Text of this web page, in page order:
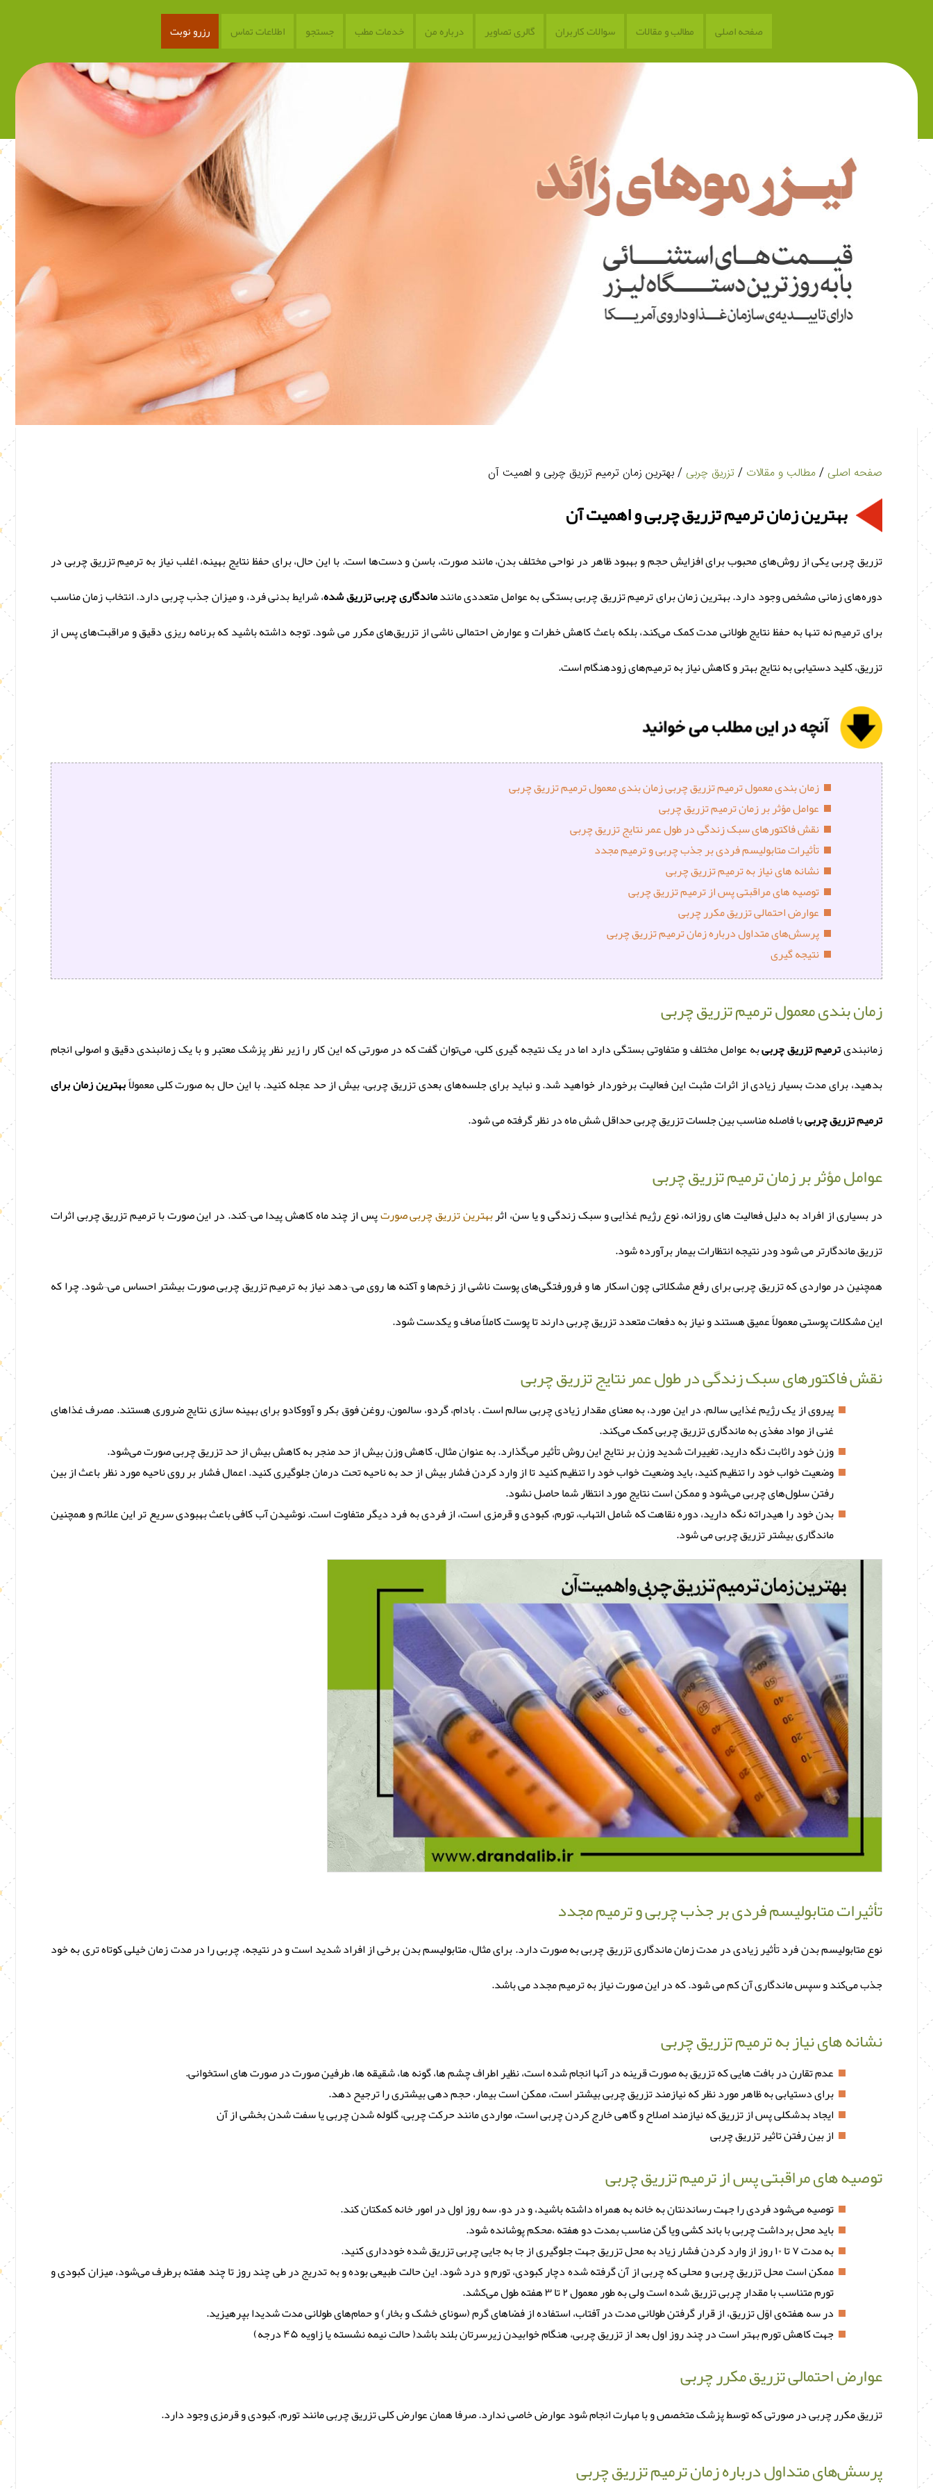
صفحه اصلی مطالب و مقالات سوالات کاربران گالری تصاویر درباره من خدمات مطب جستجو اطلاعات تماس رزرو نوبت
صفحه اصلی / مطالب و مقالات / تزریق چربی / بهترین زمان ترمیم تزریق چربی و اهمیت آن
بهترین زمان ترمیم تزریق چربی و اهمیت آن
تزریق چربی یکی از روش‌های محبوب برای افزایش حجم و بهبود ظاهر در نواحی مختلف بدن، مانند صورت، باسن و دست‌ها است. با این حال، برای حفظ نتایج بهینه، اغلب نیاز به ترمیم تزریق چربی در
دوره‌های زمانی مشخص وجود دارد. بهترین زمان برای ترمیم تزریق چربی بستگی به عوامل متعددی مانندماندگاری چربی تزریق شده، شرایط بدنی فرد، و میزان جذب چربی دارد. انتخاب زمان مناسب
برای ترمیم نه تنها به حفظ نتایج طولانی ‌مدت کمک می‌کند، بلکه باعث کاهش خطرات و عوارض احتمالی ناشی از تزریق‌های مکرر می شود. توجه داشته باشید که برنامه ‌ریزی دقیق و مراقبت‌های پس از
تزریق، کلید دستیابی به نتایج بهتر و کاهش نیاز به ترمیم‌های زودهنگام است.
زمان ‌بندی معمول ترمیم تزریق چربی زمان ‌بندی معمول ترمیم تزریق چربی
عوامل مؤثر بر زمان ترمیم تزریق چربی
نقش فاکتورهای سبک زندگی در طول عمر نتایج تزریق چربی
تأثیرات متابولیسم فردی بر جذب چربی و ترمیم مجدد
نشانه‌ های نیاز به ترمیم تزریق چربی
توصیه‌ های مراقبتی پس از ترمیم تزریق چربی
عوارض احتمالی تزریق مکرر چربی
پرسش‌های متداول درباره زمان ترمیم تزریق چربی
نتیجه گیری
زمان ‌بندی معمول ترمیم تزریق چربی
زمانبندیترمیم تزریق چربیبه عوامل مختلف و متفاوتی بستگی دارد اما در یک نتیجه ‌گیری کلی، می‌توان گفت که در صورتی که این کار را زیر نظر پزشک معتبر و با یک زمانبندی دقیق و اصولی انجام
بدهید، برای مدت بسیار زیادی از اثرات مثبت این فعالیت برخوردار خواهید شد. و نباید برای جلسه‌های بعدی تزریق چربی، بیش از حد عجله کنید. با این حال به صورت کلی معمولاًبهترین زمان برای
ترمیم تزریق چربیبا فاصله مناسب بین جلسات تزریق چربی حداقل شش ماه در نظر گرفته می‌ شود.
عوامل مؤثر بر زمان ترمیم تزریق چربی
در بسیاری از افراد به دلیل فعالیت های روزانه، نوع رژیم غذایی و سبک زندگی و یا سن، اثربهترین تزریق چربی صورتپس از چند ماه کاهش پیدا می¬‌کند. در این صورت با ترمیم تزریق چربی اثرات
تزریق ماندگارتر می شود ودر نتیجه انتظارات بیمار برآورده شود.
همچنین در مواردی که تزریق چربی برای رفع مشکلاتی چون اسکار ها و فرورفتگی‌های پوست ناشی از زخم‌ها و آکنه‌ ها روی می¬‌دهد نیاز به ترمیم تزریق چربی صورت بیشتر احساس می¬‌شود. چرا که
این مشکلات پوستی معمولاً عمیق هستند و نیاز به دفعات متعدد تزریق چربی دارند تا پوست کاملاً صاف و یکدست شود.
نقش فاکتورهای سبک زندگی در طول عمر نتایج تزریق چربی
پیروی از یک رژیم غذایی سالم، در این مورد، به معنای مقدار زیادی چربی سالم است . بادام، گردو، سالمون، روغن فوق بکر و آووکادو برای بهینه ‌سازی نتایج ضروری هستند. مصرف غذاهای
غنی از مواد مغذی به ماندگاری تزریق چربی کمک می‌کند.
وزن خود راثابت نگه دارید، تغییرات شدید وزن بر نتایج این روش تأثیر می‌گذارد. به عنوان مثال، کاهش وزن بیش از حد منجر به کاهش بیش از حد تزریق چربی صورت می‌شود.
وضعیت خواب خود را تنظیم کنید، باید وضعیت خواب خود را تنظیم کنید تا از وارد کردن فشار بیش از حد به ناحیه تحت درمان جلوگیری کنید. اعمال فشار بر روی ناحیه مورد نظر باعث از بین
رفتن سلول‌های چربی می‌شود و ممکن است نتایج مورد انتظار شما حاصل نشود.
بدن خود را هیدراته نگه دارید، دوره نقاهت که شامل التهاب، تورم، کبودی و قرمزی است، از فردی به فرد دیگر متفاوت است. نوشیدن آب کافی باعث بهبودی سریع تر این علائم و همچنین
ماندگاری بیشتر تزریق چربی می شود.
تأثیرات متابولیسم فردی بر جذب چربی و ترمیم مجدد
نوع متابولیسم بدن فرد تأثیر زیادی در مدت زمان ماندگاری تزریق چربی به صورت دارد. برای مثال، متابولیسم بدن برخی از افراد شدید است و در نتیجه، چربی را در مدت زمان خیلی کوتاه تری به خود
جذب می‌کند و سپس ماندگاری آن کم می ‌شود. که در این صورت نیاز به ترمیم مجدد می باشد.
نشانه‌ های نیاز به ترمیم تزریق چربی
عدم تقارن در بافت هایی که تزریق به صورت قرینه در آنها انجام شده است، نظیر اطراف چشم ها، گونه ها، شقیقه ها، طرفین صورت در صورت های استخوانی.
برای دستیابی به ظاهر مورد نظر که نیازمند تزریق چربی بیشتر است، ممکن است بیمار، حجم دهی بیشتری را ترجیح دهد.
ایجاد بدشکلی پس از تزریق که نیازمند اصلاح و گاهی خارج کردن چربی است، مواردی مانند حرکت چربی، گلوله شدن چربی یا سفت شدن بخشی از آن
از بین رفتن تاثیر تزریق چربی
توصیه‌ های مراقبتی پس از ترمیم تزریق چربی
توصیه می‌شود فردى را جهت رساندنتان به خانه به همراه داشته باشید، و در دو‌، سه روز اول در امور خانه کمکتان کند.
باید محل برداشت چربى با باند کشى ویا گن مناسب بمدت دو هفته ،محکم پوشانده شود.
به مدت ۷ تا ۱۰ روز از وارد کردن فشار زیاد به محل تزریق جهت جلوگیری از جا به جایی چربی تزریق شده خودداری کنید.
ممکن است محل تزریق چربی و محلی که چربی از آن گرفته شده دچار کبودی، تورم و درد شود. این حالت طبیعی بوده و به تدریج در طی چند روز تا چند هفته برطرف می‌شود، میزان کبودی و
تورم متناسب با مقدار چربی تزریق شده است ولی به طور معمول ۲ تا ۳ هفته طول می‌کشد.
در سه هفته‌ی اوّل تزریق، از قرار گرفتن طولانی مدت در آفتاب، استفاده از فضاهای گرم (سونای خشک و بخار) و حمام‌های طولانی مدت شدیدا بپرهیزید.
جهت کاهش تورم بهتر است در چند روز اول بعد از تزریق چربی، هنگام خوابیدن زیرسرتان بلند باشد( حالت نیمه نشسته یا زاویه ۴۵ درجه)
عوارض احتمالی تزریق مکرر چربی
تزریق مکرر چربی در صورتی که توسط پزشک متخصص و با مهارت انجام شود عوارض خاصی ندارد. صرفا همان عوارض کلی تزریق چربی مانند تورم، کبودی و قرمزی وجود دارد.
پرسش‌های متداول درباره زمان ترمیم تزریق چربی